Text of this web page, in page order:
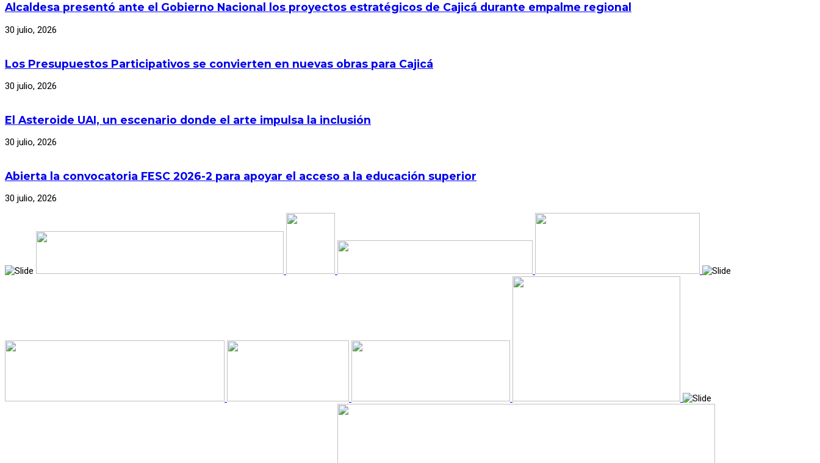
Alcaldesa presentó ante el Gobierno Nacional los proyectos estratégicos de Cajicá durante empalme regional
30 julio, 2026
Los Presupuestos Participativos se convierten en nuevas obras para Cajicá
30 julio, 2026
El Asteroide UAI, un escenario donde el arte impulsa la inclusión
30 julio, 2026
Abierta la convocatoria FESC 2026-2 para apoyar el acceso a la educación superior
30 julio, 2026